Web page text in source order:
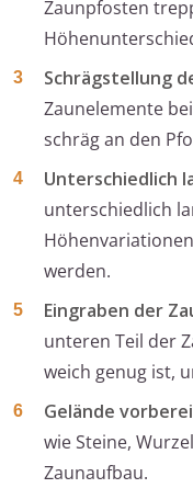
Zaunpfosten
Schrägstellung
Zaunelemente
schräg an den
Unterschiedlich
unterschiedlich
werden.
Eingraben der
unteren Teil der
weich genug ist,
Gelände
wie Steine,
Zaunaufbau.